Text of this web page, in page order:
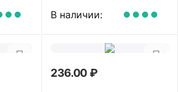
В наличии:
236.00₽